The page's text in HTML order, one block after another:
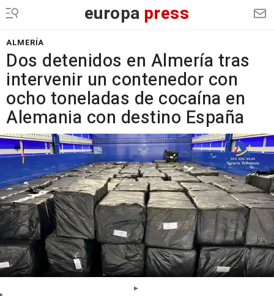
europa press
ALMERÍA
Dos detenidos en Almería tras
intervenir un contenedor con
ocho toneladas de cocaína en
Alemania con destino España